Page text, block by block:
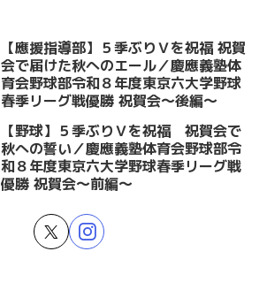
【應援指導部】５季ぶりＶを祝福 祝賀
会で届けた秋へのエール／慶應義塾体
育会野球部令和８年度東京六大学野球
春季リーグ戦優勝 祝賀会～後編～
【野球】５季ぶりＶを祝福 祝賀会で
秋への誓い／慶應義塾体育会野球部令
和８年度東京六大学野球春季リーグ戦
優勝 祝賀会～前編～